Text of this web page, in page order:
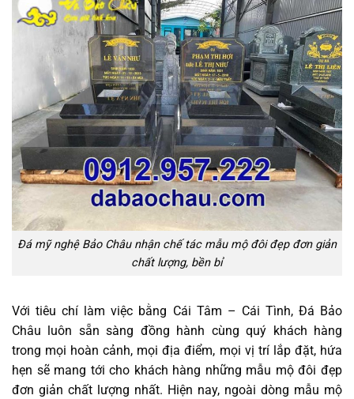
Đá mỹ nghệ Bảo Châu nhận chế tác mẫu mộ đôi đẹp đơn giản
chất lượng, bền bỉ
Với tiêu chí làm việc bằng Cái Tâm – Cái Tình, Đá Bảo
Châu luôn sẵn sàng đồng hành cùng quý khách hàng
trong mọi hoàn cảnh, mọi địa điểm, mọi vị trí lắp đặt, hứa
hẹn sẽ mang tới cho khách hàng những mẫu mộ đôi đẹp
đơn giản chất lượng nhất. Hiện nay, ngoài dòng mẫu mộ